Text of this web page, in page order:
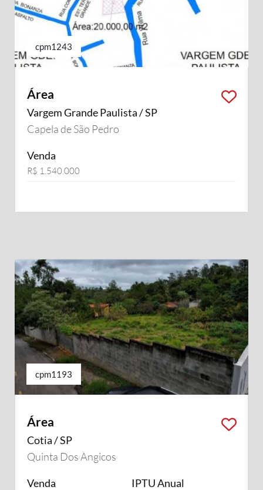
cpm1243
Área
Vargem Grande Paulista / SP
Capela de São Pedro
Venda
R$ 1.540.000
cpm1193
Área
Cotia / SP
Quinta Dos Angicos
Venda IPTU Anual